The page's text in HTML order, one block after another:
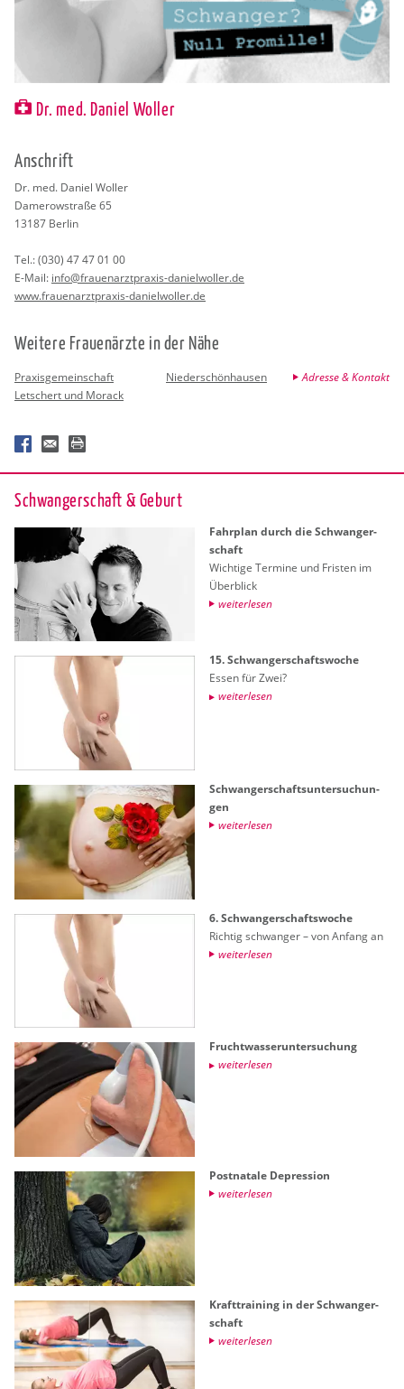
Dr. med. Daniel Woller
An­schrift
Dr. med. Da­ni­el Wol­ler
Da­me­row­stra­ße 65
13187 Ber­lin
Tel.:(030) 47 47 01 00
E-Mail: info@​fra​uena​rztp​raxi​s-​dan​ielw​olle​r.​de
www.​fra​uena​rztp​raxi​s-​dan​ielw​olle​r.​de
Wei­te­re Frau­en­ärz­te in der Nähe
Praxisgemeinschaft
Letschert und Morack
Niederschönhausen Adresse & Kontakt
Schwan­ger­schaft & Ge­burt
Fahr­plan durch die Schwan­ger­
schaft
Wich­ti­ge Ter­mi­ne und Fris­ten im
Über­blick
wei­ter­le­sen
15. Schwan­ger­schafts­wo­che
Essen für Zwei?
wei­ter­le­sen
Schwan­ger­schafts­un­ter­su­chun­
gen
wei­ter­le­sen
6. Schwan­ger­schafts­wo­che
Rich­tig schwan­ger – von An­fang an
wei­ter­le­sen
Frucht­was­ser­un­ter­su­chung
wei­ter­le­sen
Post­na­ta­le De­pres­si­on
wei­ter­le­sen
Kraft­trai­ning in der Schwan­ger­
schaft
wei­ter­le­sen